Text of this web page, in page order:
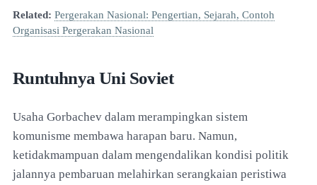
Related: Pergerakan Nasional: Pengertian, Sejarah, Contoh
Organisasi Pergerakan Nasional
Runtuhnya Uni Soviet
Usaha Gorbachev dalam merampingkan sistem
komunisme membawa harapan baru. Namun,
ketidakmampuan dalam mengendalikan kondisi politik
jalannya pembaruan melahirkan serangkaian peristiwa